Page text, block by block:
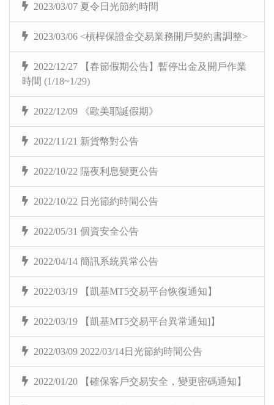
2023/03/07 夏令日光節約時間
2023/03/06 <槓桿保證金交易業務開戶契約書調整>
2022/12/27 【春節假期公告】暫停出金及開戶作業
時間 (1/18~1/29)
2022/12/09 《歐美耶誕假期》
2022/11/21 新貨幣對公告
2022/10/22 隔夜利息變更公告
2022/10/22 日光節約時間公告
2022/05/31 個資安全公告
2022/04/14 簡訊系統異常公告
2022/03/19 【凱基MT5交易平台恢復通知】
2022/03/19 【凱基MT5交易平台異常通知]】
2022/03/09 2022/03/14日光節約時間公告
2022/01/20 【確保客戶交易安全，變更密碼通知】